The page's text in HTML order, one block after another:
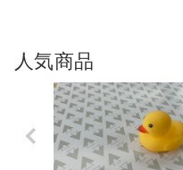
人気商品
Previo
us